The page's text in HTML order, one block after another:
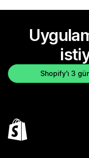
Shopify'ı 3